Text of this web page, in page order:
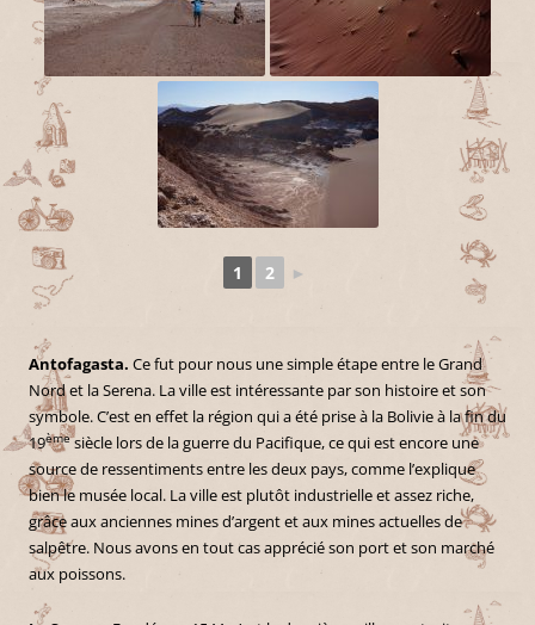
1 2 ►
Antofagasta. Ce fut pour nous une simple étape entre le Grand
Nord et la Serena. La ville est intéressante par son histoire et son
symbole. C’est en effet la région qui a été prise à la Bolivie à la fin du
19èmesiècle lors de la guerre du Pacifique, ce qui est encore une
source de ressentiments entre les deux pays, comme l’explique
bien le musée local. La ville est plutôt industrielle et assez riche,
grâce aux anciennes mines d’argent et aux mines actuelles de
salpêtre. Nous avons en tout cas apprécié son port et son marché
aux poissons.